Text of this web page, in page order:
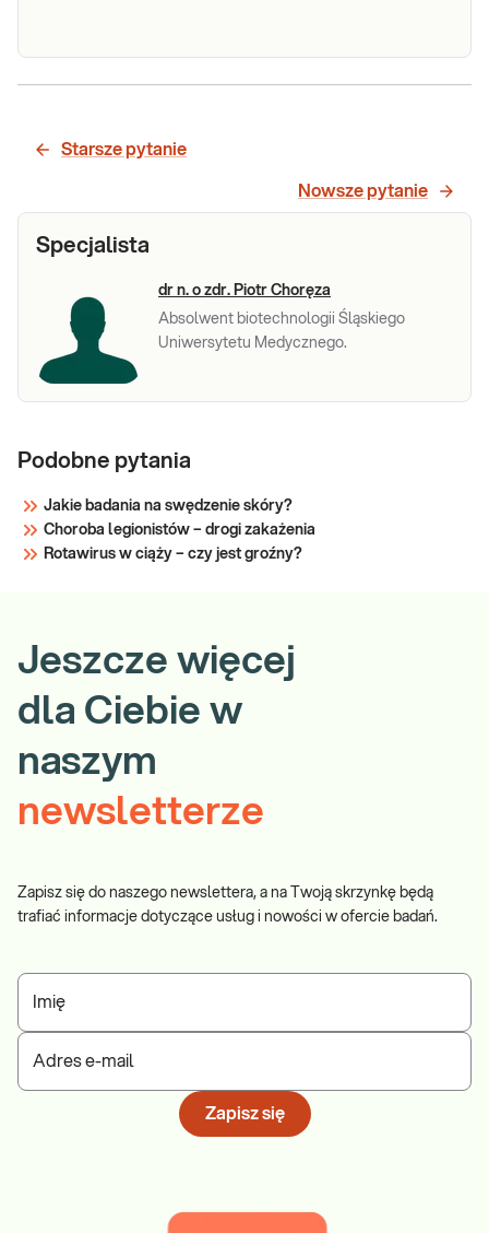
Enterowirusy
Diagnostyka serologiczna chorób
przeciwciał w krwi badanego.
Starsze pytanie
Nowsze pytanie
Specjalista
dr n. o zdr. Piotr Choręza
Absolwent biotechnologii Śląskiego
Uniwersytetu Medycznego.
Podobne pytania
Jakie badania na swędzenie skóry?
Choroba legionistów – drogi zakażenia
Rotawirus w ciąży – czy jest groźny?
Jeszcze więcej
dla Ciebie w
naszym
newsletterze
Zapisz się do naszego newslettera, a na Twoją skrzynkę będą
trafiać informacje dotyczące usług i nowości w ofercie badań.
Imię
Adres e-mail
Zapisz się